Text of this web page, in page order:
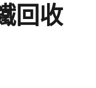
回收